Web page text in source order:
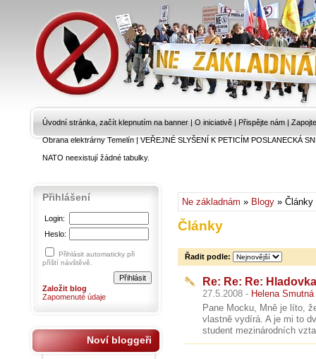
Úvodní stránka, začít klepnutím na banner | O iniciativě | Přispějte nám |
Obrana elektrárny Temelín|VEŘEJNÉ SLYŠENÍ K PETICÍM POSLANECKÁ
NATO neexistují žádné tabulky.
Ne základnám » Blogy » Články
Články
Řadit podle:
Re: Re: Re:
27.5.2008 - Helena Smutná
Pane Mocku, Mně je líto,
vlastně vydírá. A je mi to
student mezinárodních
Přihlášení
Login:
Heslo:
Přihlásit automaticky při
příští návštěvě.
Založit blog
Zapomenuté údaje
Noví bloggeři